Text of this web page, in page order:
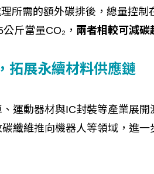
所需的額外碳排後，總量控
斤當量CO₂， 兩者相較可減碳
拓展永續材料供應鏈
運動器材與IC封裝等產業展
纖維推向機器人等領域，進